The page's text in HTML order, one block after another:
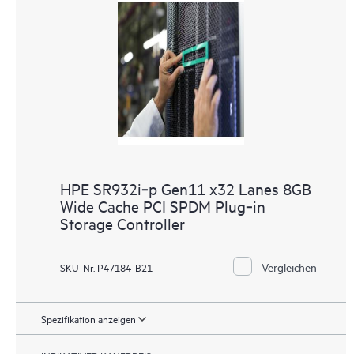
HPE SR932i‑p Gen11 x32 Lanes 8GB
Wide Cache PCI SPDM Plug‑in
Storage Controller
SKU-Nr. P47184-B21 Vergleichen
Spezifikation anzeigen